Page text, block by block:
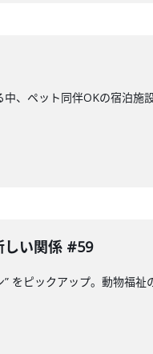
、ペット同伴OKの宿泊
しい関係 #59
をピックアップ。動物福